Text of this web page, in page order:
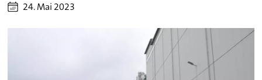
24. Mai 2023